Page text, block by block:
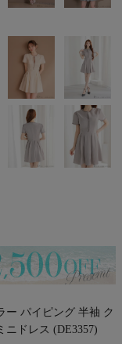
ー パイピング 半袖 ク
ニドレス (DE3357)